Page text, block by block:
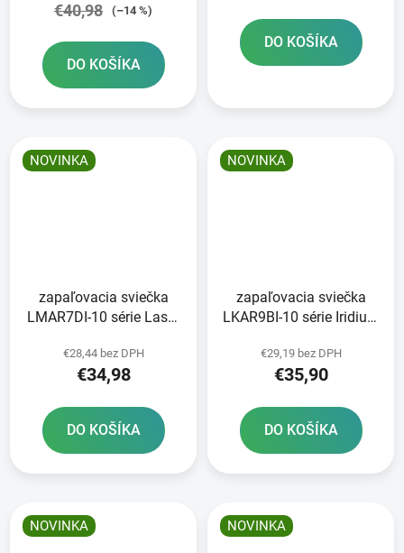
€40,98 (–14 %)
DO KOŠÍKA
DO KOŠÍKA
NOVINKA
zapaľovacia sviečka
LMAR7DI-10 série Laser
€28,44 bez DPH
€34,98
DO KOŠÍKA
NOVINKA
zapaľovacia sviečka
LKAR9BI-10 série Iridium
€29,19 bez DPH
€35,90
DO KOŠÍKA
NOVINKA NOVINKA